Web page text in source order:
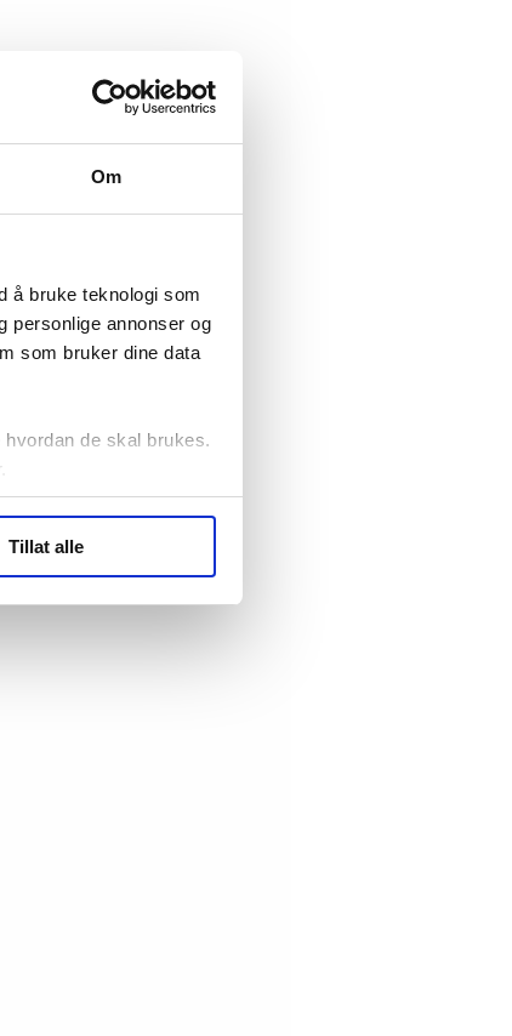
Om
å bruke teknologi som
personlige annonser og
som bruker dine data
de skal brukes.
(cookies) for å lære
Tillat alle